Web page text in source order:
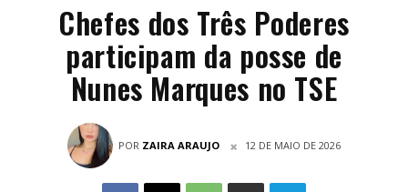
Chefes dos Três Poderes
participam da posse de
Nunes Marques no TSE
POR ZAIRA ARAUJO 12 DE MAIO DE 2026